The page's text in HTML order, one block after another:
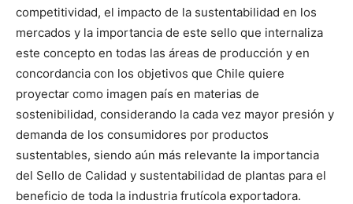
competitividad, el impacto de la sustentabilidad en los
mercados y la importancia de este sello que internaliza
este concepto en todas las áreas de producción y en
concordancia con los objetivos que Chile quiere
proyectar como imagen país en materias de
sostenibilidad, considerando la cada vez mayor presión y
demanda de los consumidores por productos
sustentables, siendo aún más relevante la importancia
del Sello de Calidad y sustentabilidad de plantas para el
beneficio de toda la industria frutícola exportadora.